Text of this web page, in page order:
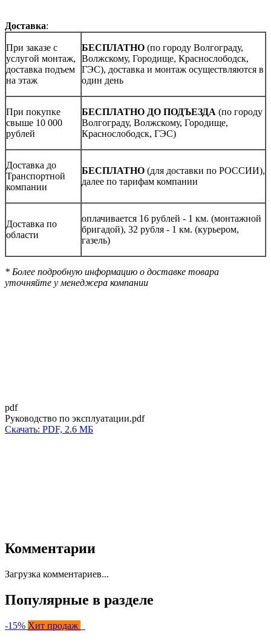
Доставка:
При заказе с
услугой монтаж,
доставка подъем
на этаж
БЕСПЛАТНО (по городу Волгограду,
Волжскому, Городище, Краснослободск,
ГЭС), доставка и монтаж осуществляются в
один день
При покупке
свыше 10 000
рублей
БЕСПЛАТНО ДО ПОДЪЕЗДА (по городу
Волгограду, Волжскому, Городище,
Краснослободск, ГЭС)
Доставка до
Транспортной
компании
БЕСПЛАТНО (для доставки по РОССИИ),
далее по тарифам компании
Доставка по
области
оплачивается 16 рублей - 1 км. (монтажной
бригадой), 32 рубля - 1 км. (курьером,
газель)
* Более подробную информацию о доставке товара
уточняйте у менеджера компании
pdf
Руководство по эксплуатации.pdf
Скачать: PDF, 2.6 МБ
Комментарии
Загрузка комментариев...
Популярные в разделе
-15% Хит продаж